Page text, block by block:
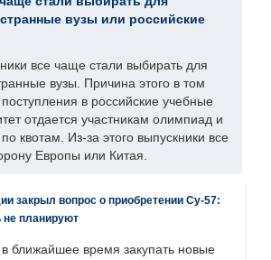
вузы или российские
все чаще стали выбирать для
вузы. Причина этого в том
в российские учебные
отдается участникам олимпиад и
квотам. Из-за этого выпускники все
Европы или Китая.
закрыл вопрос о приобретении Су-57:
не планируют
ближайшее время закупать новые